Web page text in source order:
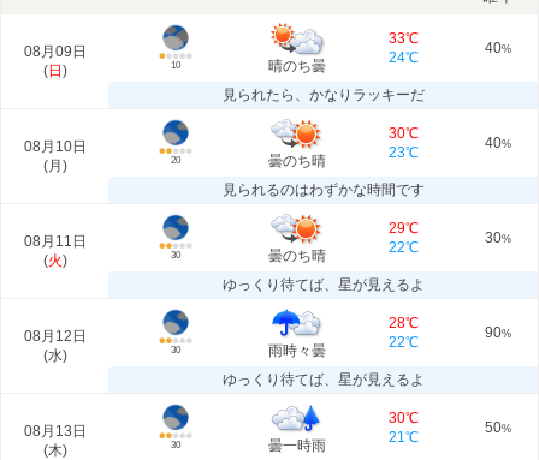
08月09日
(日 ) 10 晴のち曇
33℃
24℃
40%
見られたら、かなりラッキーだ
08月10日
(月 ) 20 曇のち晴
30℃
23℃
40%
見られるのはわずかな時間です
08月11日
(火) 30 曇のち晴
29℃
22℃
30%
ゆっくり待てば、星が見えるよ
08月12日
(水) 30 雨時々曇
28℃
22℃
90%
ゆっくり待てば、星が見えるよ
08月13日
(木) 30 曇一時雨
30℃
21℃
50%